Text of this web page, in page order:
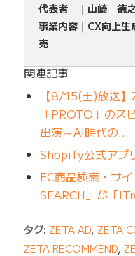
代表者 ｜山崎 徳之
事業内容｜CX向上
売
関連記事
【8/15(土)放送
「PROTO」のス
出演～AI時代の…
Shopify公式アプ
EC商品検索・サ
SEARCH」が「
タグ: ZETA AD, ZETA
ZETA RECOMMEND,